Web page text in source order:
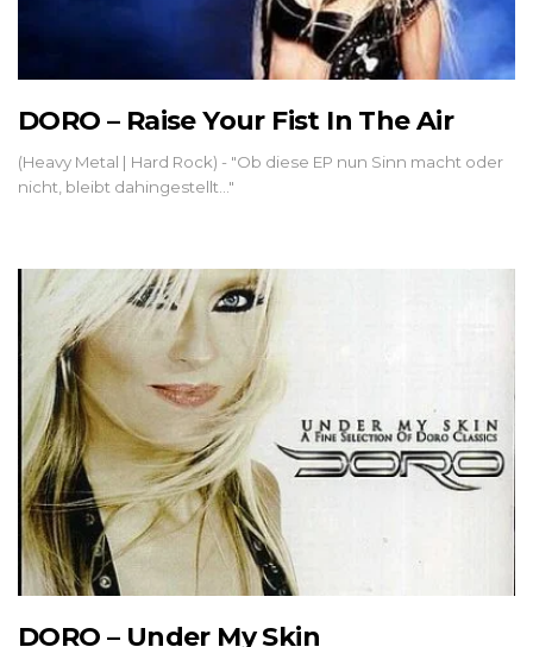
DORO – Raise Your Fist In The Air
(Heavy Metal | Hard Rock) - "Ob diese EP nun Sinn macht oder
nicht, bleibt dahingestellt..."
DORO – Under My Skin